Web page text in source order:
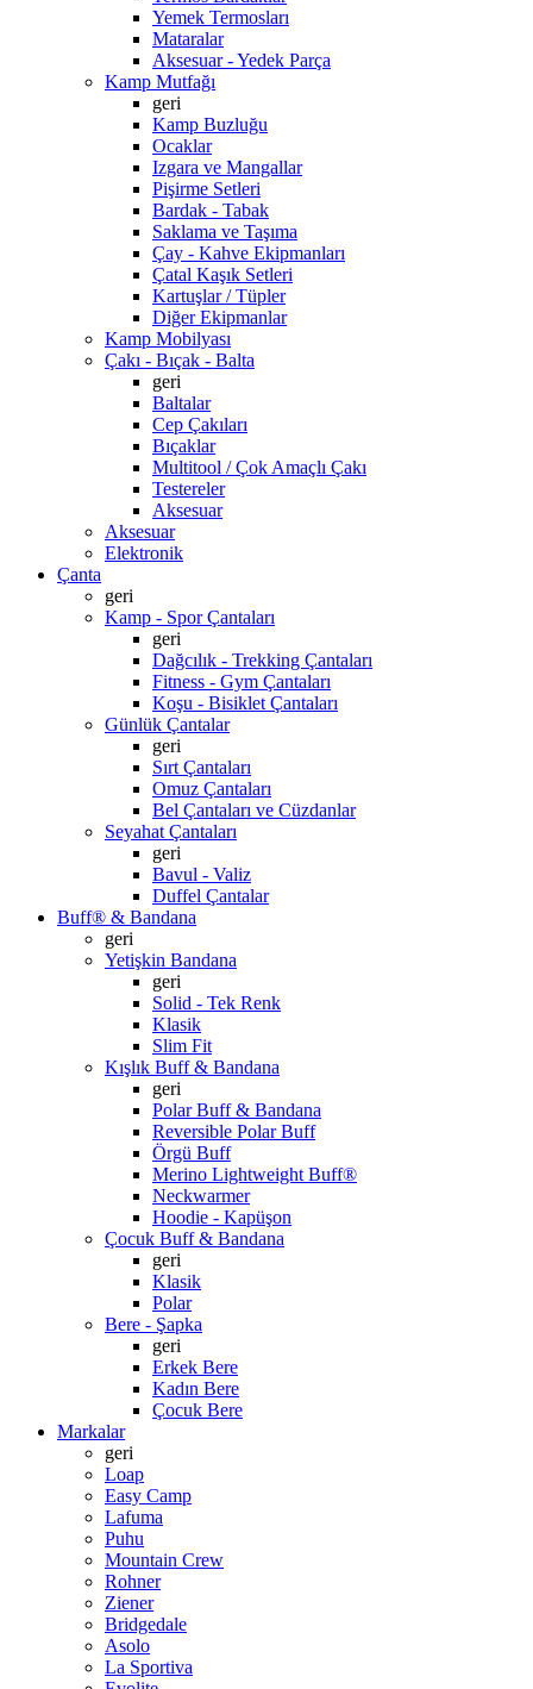
Yemek Termosları
Mataralar
Aksesuar - Yedek Parça
Kamp Mutfağı
geri
Kamp Buzluğu
Ocaklar
Izgara ve Mangallar
Pişirme Setleri
Bardak - Tabak
Saklama ve Taşıma
Çay - Kahve Ekipmanları
Çatal Kaşık Setleri
Kartuşlar / Tüpler
Diğer Ekipmanlar
Kamp Mobilyası
Çakı - Bıçak - Balta
geri
Baltalar
Cep Çakıları
Bıçaklar
Multitool / Çok Amaçlı Çakı
Testereler
Aksesuar
Aksesuar
Elektronik
Çanta
geri
Kamp - Spor Çantaları
geri
Dağcılık - Trekking Çantaları
Fitness - Gym Çantaları
Koşu - Bisiklet Çantaları
Günlük Çantalar
geri
Sırt Çantaları
Omuz Çantaları
Bel Çantaları ve Cüzdanlar
Seyahat Çantaları
geri
Bavul - Valiz
Duffel Çantalar
Buff® & Bandana
geri
Yetişkin Bandana
geri
Solid - Tek Renk
Klasik
Slim Fit
Kışlık Buff & Bandana
geri
Polar Buff & Bandana
Reversible Polar Buff
Örgü Buff
Merino Lightweight Buff®
Neckwarmer
Hoodie - Kapüşon
Çocuk Buff & Bandana
geri
Klasik
Polar
Bere - Şapka
geri
Erkek Bere
Kadın Bere
Çocuk Bere
Markalar
geri
Loap
Easy Camp
Lafuma
Puhu
Mountain Crew
Rohner
Ziener
Bridgedale
Asolo
La Sportiva